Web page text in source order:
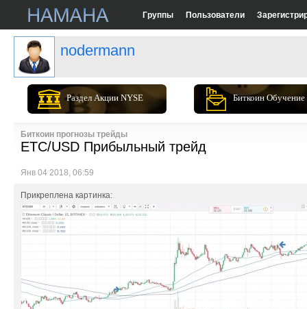
Группы Пользователи
nodermann
Раздел Акции NYSE Биткоин Обучение
Биткоин прогнозы трейды
ETC/USD Прибыльный трейд
Янв 04 2018, 06:59
Прикреплена картинка: